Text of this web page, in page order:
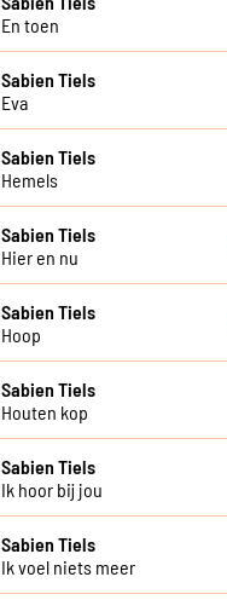
En toen
Sabien Tiels
Eva
Sabien Tiels
Hemels
Sabien Tiels
Hier en nu
Sabien Tiels
Hoop
Sabien Tiels
Houten kop
Sabien Tiels
Ik hoor bij jou
Sabien Tiels
Ik voel niets meer